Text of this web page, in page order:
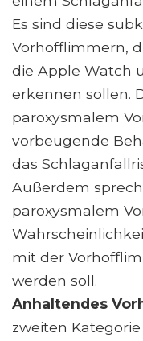
Es sind diese
Vorhofflimmern,
die Apple Watch
erkennen sollen.
paroxysmalem
vorbeugende
das
Außerdem
paroxysmalem
mit der
werden soll.
Anhaltendes
zweiten